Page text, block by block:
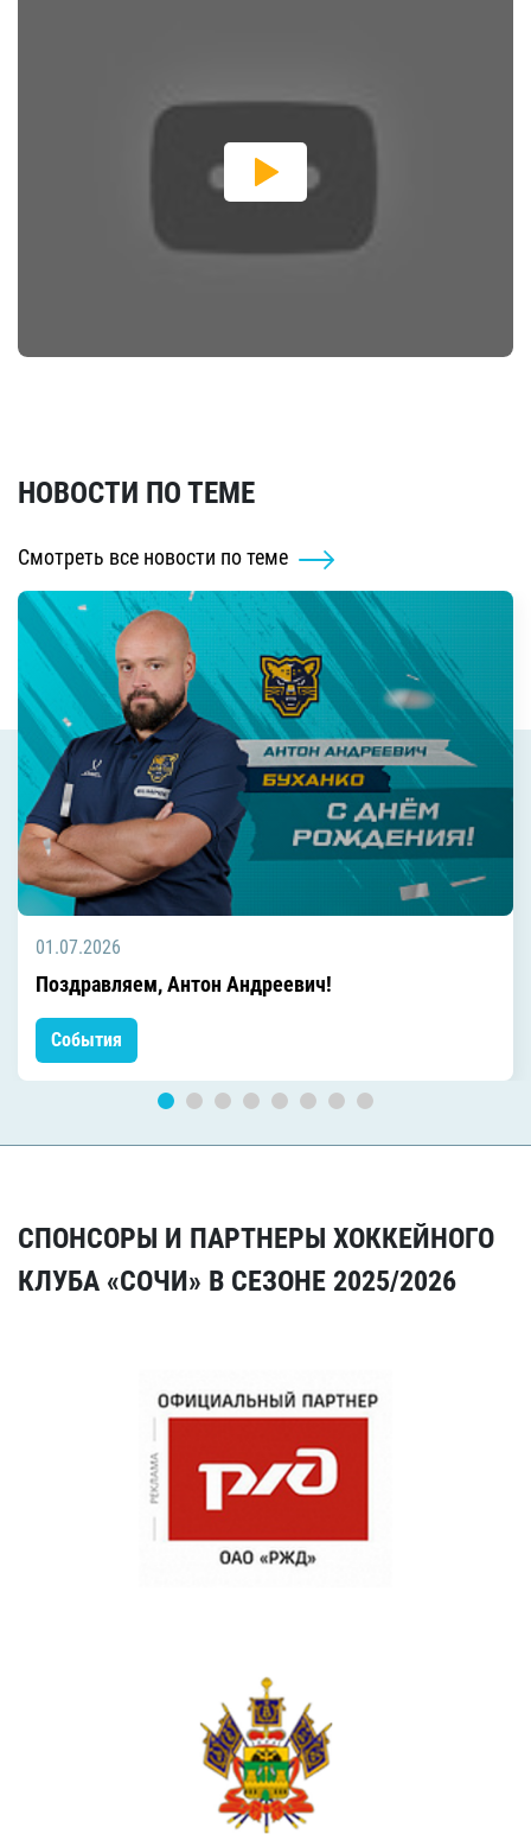
НОВОСТИ ПО ТЕМЕ
Смотреть все новости по теме
01.07.2026
Поздравляем, Антон Андреевич!
События
СПОНСОРЫ И ПАРТНЕРЫ ХОККЕЙНОГО
КЛУБА «СОЧИ» В СЕЗОНЕ 2025/2026